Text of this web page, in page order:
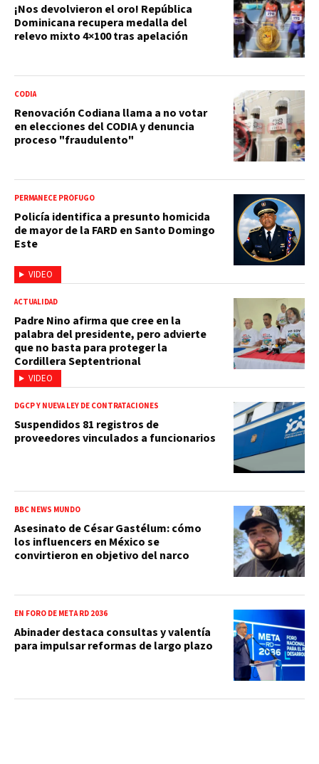
¡Nos devolvieron el oro! República
Dominicana recupera medalla del
relevo mixto 4×100 tras apelación
CODIA
Renovación Codiana llama a no votar
en elecciones del CODIA y denuncia
proceso "fraudulento"
VIDEO
PERMANECE PRÓFUGO
Policía identifica a presunto homicida
de mayor de la FARD en Santo Domingo
Este
VIDEO
ACTUALIDAD
Padre Nino afirma que cree en la
palabra del presidente, pero advierte
que no basta para proteger la
Cordillera Septentrional
DGCP Y NUEVA LEY DE CONTRATACIONES
Suspendidos 81 registros de
proveedores vinculados a funcionarios
BBC NEWS MUNDO
Asesinato de César Gastélum: cómo
los influencers en México se
convirtieron en objetivo del narco
EN FORO DE META RD 2036
Abinader destaca consultas y valentía
para impulsar reformas de largo plazo